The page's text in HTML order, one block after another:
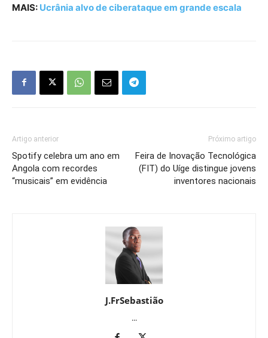
MAIS: Ucrânia alvo de ciberataque em grande escala
Artigo anterior
Spotify celebra um ano em
Angola com recordes
“musicais” em evidência
Próximo artigo
Feira de Inovação Tecnológica
(FIT) do Uíge distingue jovens
inventores nacionais
J.FrSebastião
...